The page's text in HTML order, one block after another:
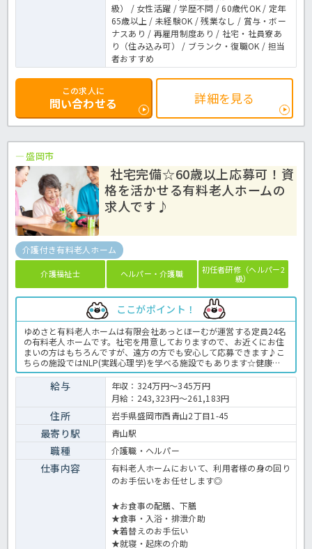
級） / 女性活躍 / 学歴不問 / 60歳代OK / 定年
65歳以上 / 未経験OK / 残業なし / 賞与・ボー
ナスあり / 再雇用制度あり / 社宅・社員寮あ
り（住み込み可） / ブランク・復職OK / 担当
者おすすめ
この求人に
問い合わせる 詳細を見る
盛岡市
社宅完備☆60歳以上応募可！資
格を活かせる有料老人ホームの
求人です♪
介護付き有料老人ホーム
介護福祉士 ヘルパー・介護職
初任者研修（ヘルパー2
級）
ここがポイント！
ゆめさと有料老人ホームは有限会社あっとほーむが運営する定員24名
の有料老人ホームです。社宅を用意しておりますので、お近くにお住
まいの方はもちろんですが、遠方の方でも安心して応募できます♪こ
ちらの施設ではNLP(実践心理学)を学べる施設でもあります☆健康に
留意した設備も整え、職員さんも元気に勤務できる環境づくりに力を
入れているのも魅力の一つです！！気になる方はお気軽にほっ介護ま
でお問い合わせください！有料老人ホームでの介護業務全般です。 ＜
介護職 正職員 有料老人ホームの求人＞
給与
年収：324万円～345万円
月給：243,323円～261,183円
住所 岩手県盛岡市西青山2丁目1-45
最寄り駅 青山駅
職種 介護職・ヘルパー
仕事内容
有料老人ホームにおいて、利用者様の身の回り
のお手伝いをお任せします◎
★お食事の配膳、下膳
★食事・入浴・排泄介助
★着替えのお手伝い
★就寝・起床の介助